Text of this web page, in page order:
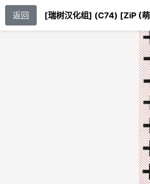
返回 [瑞树汉化组] (C74) [ZiP (